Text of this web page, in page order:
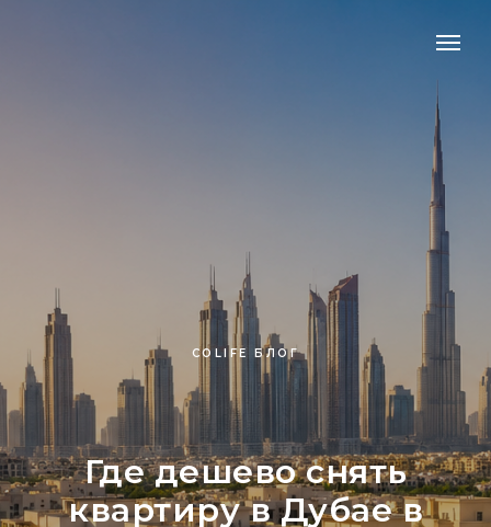
COLIFE БЛОГ
Где дешево снять
квартиру в Дубае в